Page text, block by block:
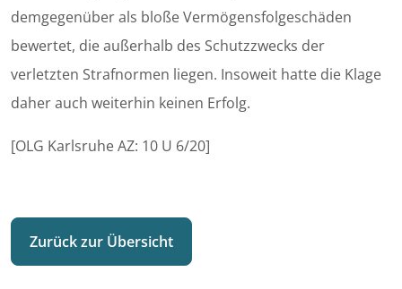
demgegenüber als bloße Vermögensfolgeschäden
bewertet, die außerhalb des Schutzzwecks der
verletzten Strafnormen liegen. Insoweit hatte die Klage
daher auch weiterhin keinen Erfolg.
[OLG Karlsruhe AZ: 10 U 6/20]
Zurück zur Übersicht